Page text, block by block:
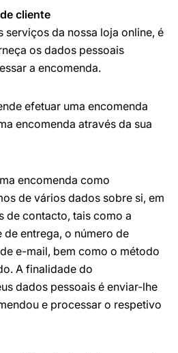
cliente
serviços da nossa loja online, é
os dados pessoais
a encomenda.
efetuar uma encomenda
encomenda através da sua
encomenda como
de vários dados sobre si, em
de contacto, tais como a
entrega, o número de
e-mail, bem como o método
A finalidade do
dados pessoais é enviar-lhe
e processar o respetivo